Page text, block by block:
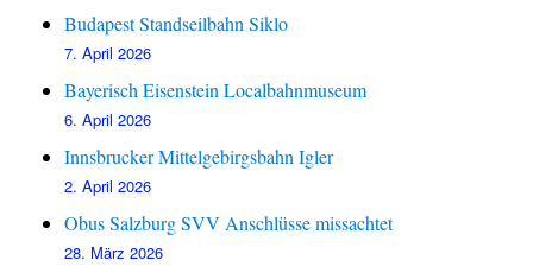
Budapest Standseilbahn Siklo
7. April 2026
Bayerisch Eisenstein Localbahnmuseum
6. April 2026
Innsbrucker Mittelgebirgsbahn Igler
2. April 2026
Obus Salzburg SVV Anschlüsse missachtet
28. März 2026